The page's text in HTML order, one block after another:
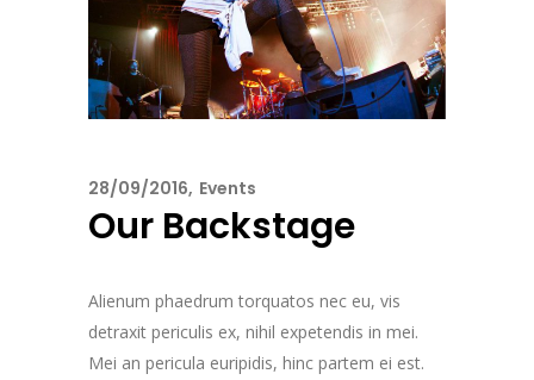
28/09/2016 Events
Our Backstage
Alienum phaedrum torquatos nec eu, vis
detraxit periculis ex, nihil expetendis in mei.
Mei an pericula euripidis, hinc partem ei est.